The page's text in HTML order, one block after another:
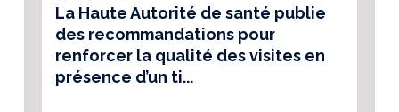
La Haute Autorité de santé publie
des recommandations pour
renforcer la qualité des visites en
présence d’un ti...